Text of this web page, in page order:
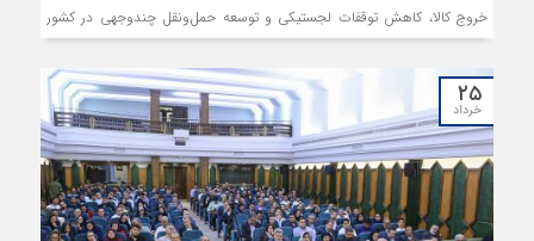
خروج کالا، کاهش توقفات لجستیکی و توسعه حمل‌ونقل چندوجهی در کشور
عملیاتی شده است.
۲۵
خرداد